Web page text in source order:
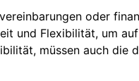
oder
und Flexibilität, um
müssen auch